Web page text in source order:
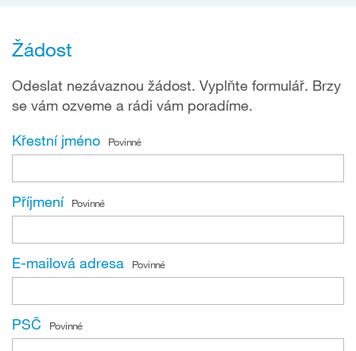
Žádost
Odeslat nezávaznou žádost. Vyplňte formulář. Brzy
se vám ozveme a rádi vám poradíme.
Křestní jméno
Povinné
Příjmení Povinné
E-mailová adresa Povinné
PSČ Povinné